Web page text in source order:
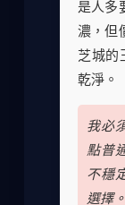
是人多
濃，但
芝城的
乾淨。
我必
點普
不穩
選擇。